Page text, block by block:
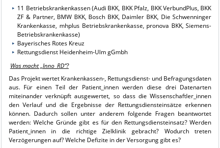
11 Betriebskrankenkassen (Audi BKK, BKK Pfalz, BKK VerbundPlus, BKK
ZF & Partner, BMW BKK, Bosch BKK, Daimler BKK, Die Schwenninger
Krankenkasse, mhplus Betriebskrankenkasse, pronova BKK, Siemens-
Betriebskrankenkasse)
Bayerisches Rotes Kreuz
Rettungsdienst Heidenheim-Ulm gGmbh
Was macht „Inno_RD“?
Das Projekt wertet Krankenkassen-, Rettungsdienst- und Befragungsdaten
aus. Für einen Teil der Patient_innen werden diese drei Datenarten
miteinander verknüpft ausgewertet, so dass die Wissenschaftler_innen
den Verlauf und die Ergebnisse der Rettungsdiensteinsätze erkennen
können. Dadurch sollen unter anderem folgende Fragen beantwortet
werden: Welche Gründe gibt es für den Rettungsdiensteinsatz? Werden
Patient_innen in die richtige Zielklinik gebracht? Wodurch treten
Verzögerungen auf? Welche Defizite in der Versorgung gibt es?